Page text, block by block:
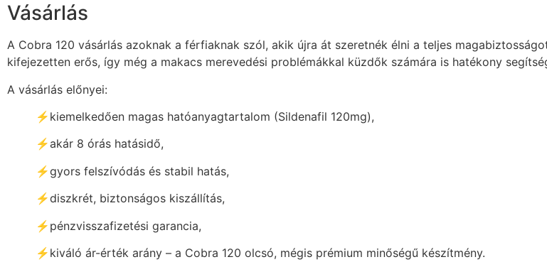
Vásárlás
A Cobra 120 vásárlás azoknak a férfiaknak szól, akik újra át szeretnék élni a teljes
kifejezetten erős, így még a makacs merevedési problémákkal küzdők számára is hatékony
A vásárlás előnyei:
⚡kiemelkedően magas hatóanyagtartalom (Sildenafil 120mg),
⚡akár 8 órás hatásidő,
⚡gyors felszívódás és stabil hatás,
⚡diszkrét, biztonságos kiszállítás,
⚡pénzvisszafizetési garancia,
⚡kiváló ár-érték arány – a Cobra 120 olcsó, mégis prémium minőségű készítmény.